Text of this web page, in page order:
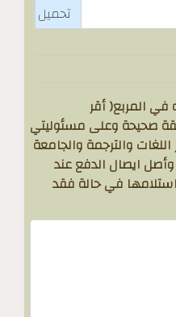
في المربع( أقر
صحيحة وعلى مسئوليتي
والترجمة والجامعة
ايصال الدفع عند
في حالة فقد